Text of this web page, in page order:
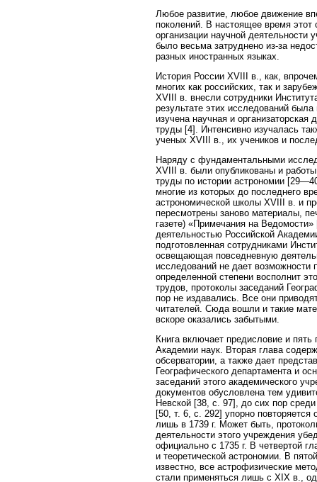
Любое развитие, любое движение
поколений. В настоящее время
организации научной
было весьма затруднено из-за
разных иностранных языках.
История России XVIII в., как,
многих как российских, так и
XVIII в. внесли сотрудники
результате этих исследований
изучена научная и
труды [4]. Интенсивно изучалась
ученых XVIII в., их учеников и
Наряду с фундаментальными
XVIII в. были опубликованы и
труды по истории астрономии
многие из которых до последнего
астрономической школы XVIII в. и
пересмотрены заново материалы,
газете) «Примечания на
деятельностью Российской
подготовленная сотрудниками
освещающая повседневную
исследований не дает
определенной степени восполнит
трудов, протоколы заседаний
пор не издавались. Все они
читателей. Сюда вошли и такие
вскоре оказались забытыми.
Книга включает предисловие и пять
Академии наук. Вторая глава
обсерватории, а также дает
Географического департамента и
заседаний этого академического
документов обусловлена тем
Невской [38, с. 97], до сих пор
[50, т. 6, с. 292] упорно
лишь в 1739 г. Может быть,
деятельности этого учреждения
официально с 1735 г. В четвертой
и теоретической астрономии. В
известно, все астрофизические
стали применяться лишь с XIX в.,